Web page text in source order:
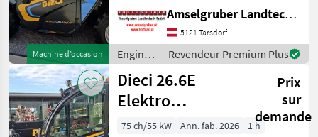
Machine d’occasion
Teleskopladermarkt. 100 %
Elektro! -Größte Kabine
(Baugleich vom Modell 26.6
Mini Agri) -Echt
Amselgruber Landtechnik GmbH
5121 Tarsdorf
Engins
de
chantier
/ Dieci
Revendeur Premium Plus
Dieci 26.6E
Elektro
Teleskoplader
Prix
sur
demande
75 ch/55 kW Ann. fab. 2026
1 h